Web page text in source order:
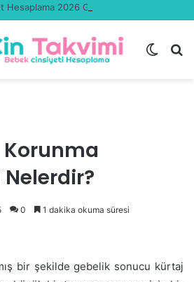
Hesaplama 2026 Güncel
Dış
0 1 dakika okuma süresi
bir şekilde gebelik sonucu kürtaj